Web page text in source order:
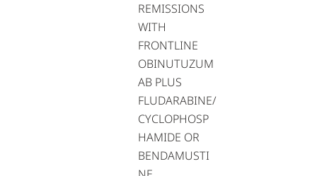
REMISSIONS
WITH
FRONTLINE
OBINUTUZUM
AB PLUS
FLUDARABINE/
CYCLOPHOSP
HAMIDE OR
BENDAMUSTI